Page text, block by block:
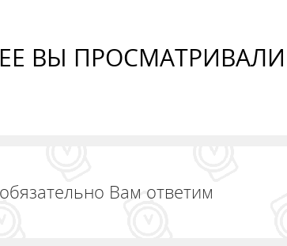
ВЫ ПРОСМАТРИВАЛИ
Вам ответим